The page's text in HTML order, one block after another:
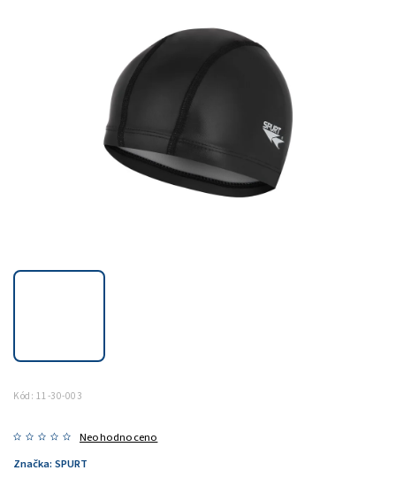
Kód: 11-30-003
Neohodnoceno
Značka: SPURT